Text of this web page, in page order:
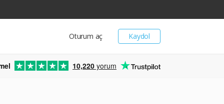
Kaydol
Oturum aç
10,220 yorum